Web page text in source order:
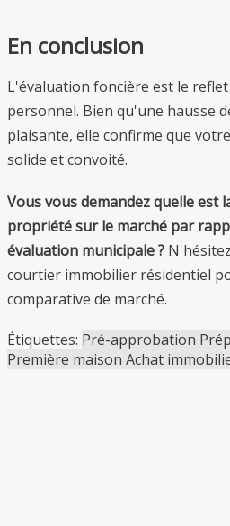
En conclusion
L'évaluation foncière est le
personnel. Bien qu'une hausse
plaisante, elle confirme que
solide et convoité.
Vous vous demandez quelle est
propriété sur le marché par
évaluation municipale ?
courtier immobilier résidentiel
comparative de marché.
Étiquettes: Pré-approbation
Première maison Achat